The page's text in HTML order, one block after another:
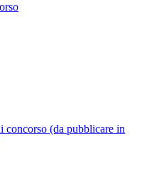
concorso (da pubblicare in